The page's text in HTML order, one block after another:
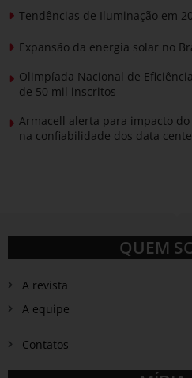
Tendências de Iluminação em
Expansão da energia solar no
Olimpíada Nacional de
de 50 mil inscritos
Armacell alerta para impacto
na confiabilidade dos data
QUEM
A revista
A equipe
Contatos